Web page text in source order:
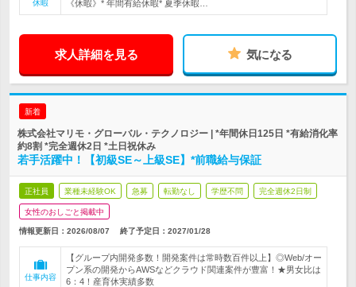
休暇
《休暇》* 年間有給休暇* 夏季休暇…
求人詳細を見る 気になる
新着
株式会社マリモ・グローバル・テクノロジー | *年間休日125日 *有給消化率
約8割 *完全週休2日 *土日祝休み
若手活躍中！【初級SE～上級SE】*前職給与保証
正社員 業種未経験OK 急募 転勤なし 学歴不問 完全週休2日制
女性のおしごと掲載中
情報更新日：2026/08/07 終了予定日： 2027/01/28
仕事内容
【グループ内開発多数！開発案件は常時数百件以上】◎Web/オー
プン系の開発からAWSなどクラウド関連案件が豊富！★男女比は
6：4！産育休実績多数